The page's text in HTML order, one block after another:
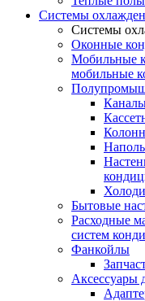
Системы
Системы
Оконные
Мобильные
мобильные
Бытовые
Расходные
систем
Фанкойлы
Аксессуары